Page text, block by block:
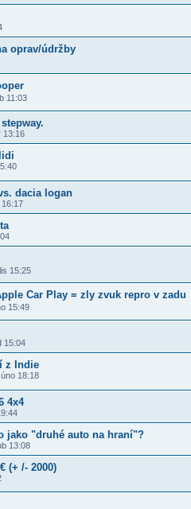
oprav/údržby
11:03
13:16
dacia logan
15:25
Car Play = zly zvuk repro v zadu
15:49
15:04
z Indie
18:18
4x4
jako "druhé auto na hraní"?
13:08
(+ /- 2000)